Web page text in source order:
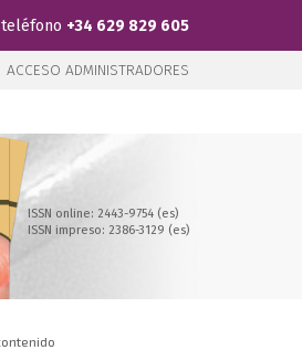
+34 629 829 605
ACCESO ADMINISTRADORES
ISSN online: 2443-9754 (es)
ISSN impreso: 2386-3129 (es)